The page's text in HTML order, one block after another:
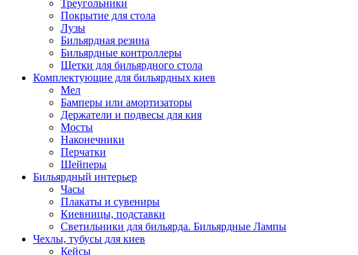
Треугольники
Покрытие для стола
Лузы
Бильярдная резина
Бильярдные контроллеры
Щетки для бильярдного стола
Комплектующие для бильярдных киев
Мел
Бамперы или амортизаторы
Держатели и подвесы для кия
Мосты
Наконечники
Перчатки
Шейперы
Бильярдный интерьер
Часы
Плакаты и сувениры
Киевницы, подставки
Светильники для бильярда. Бильярдные Лампы
Чехлы, тубусы для киев
Кейсы